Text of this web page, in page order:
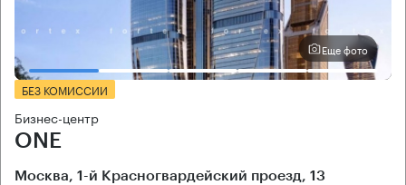
Еще фото
БЕЗ КОМИССИИ
Бизнес-центр
ONE
Москва, 1-й Красногвардейский проезд, 13